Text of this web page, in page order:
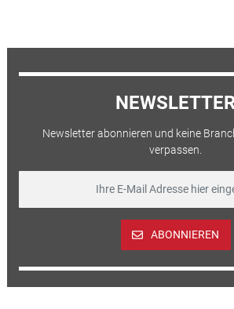
Newsletter abonnieren und keine
verpassen.
ABONNIEREN